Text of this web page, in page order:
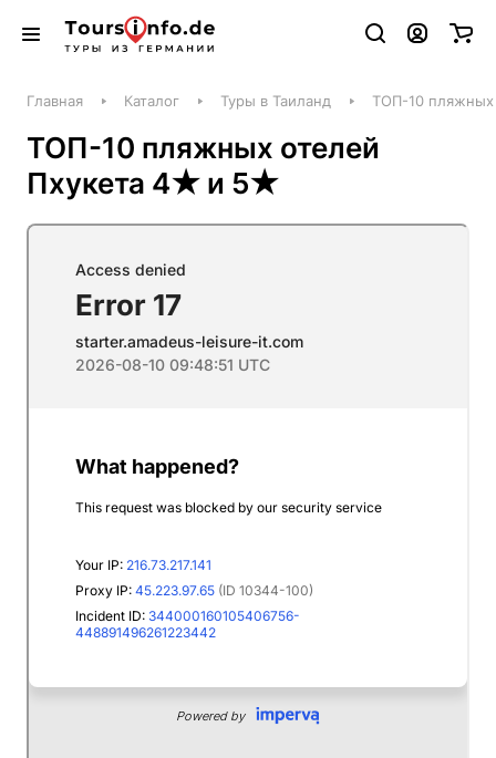
Главная Каталог Туры в Таиланд ТОП-10
ТОП-10 пляжных отелей
Пхукета 4★ и 5★